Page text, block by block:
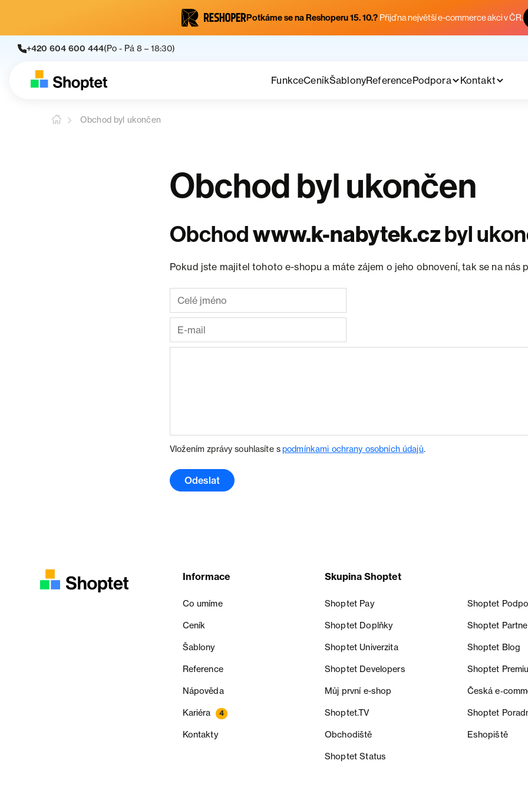
Potkáme se na Reshoperu 15. 10.? Přijď na největší e-commerce akci v ČR.
+420 604 600 444(Po - Pá 8 – 18:30)
FunkceCeníkŠablonyReferencePodpora Kontakt
Obchod byl ukončen
Obchod byl ukončen
Obchodwww.k-nabytek.czbyl
Pokud jste majitel tohoto e-shopu a máte zájem o jeho obnovení, tak se na nás
Vložením zprávy souhlasíte spodmínkami ochrany osobních údajů.
Odeslat
Informace
Co umíme
Ceník
Šablony
Reference
Nápověda
Kariéra 4
Kontakty
Skupina Shoptet
Shoptet Pay Shoptet
Shoptet Doplňky Shoptet
Shoptet Univerzita Shoptet Blog
Shoptet Developers Shoptet
Můj první e-shop Česká
Shoptet.TV Shoptet
Obchodiště Eshopiště
Shoptet Status